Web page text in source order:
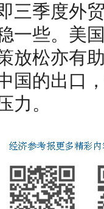
三季度外
一些。美
放松亦有
国的出口
力。